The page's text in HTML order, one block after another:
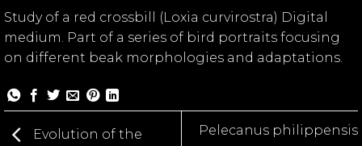
Study of a red crossbill (Loxia curvirostra) Digital
medium. Part of a series of bird portraits focusing
on different beak morphologies and adaptations.
Evolution of the
Pelecanus philippensis